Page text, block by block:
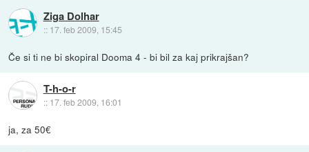
Ziga Dolhar
:: 17. feb 2009, 15:45
Če si ti ne bi skopiral Dooma 4 - bi bil za kaj prikrajšan?
T-h-o-r
:: 17. feb 2009, 16:01
ja, za 50€